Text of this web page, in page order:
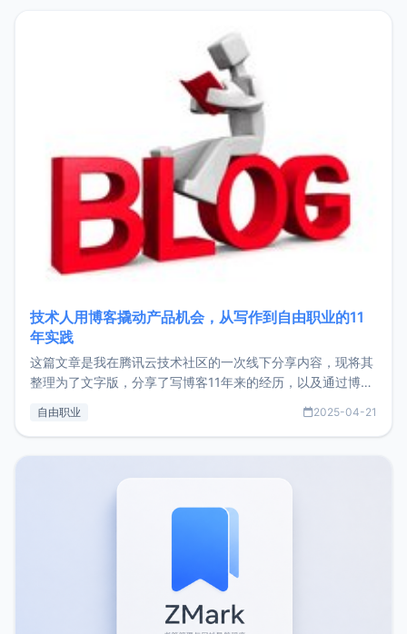
技术人用博客撬动产品机会，从写作到自由职业的11
年实践
这篇文章是我在腾讯云技术社区的一次线下分享内容，现将其
整理为了文字版，分享了写博客11年来的经历，以及通过博客
了我的首个产品ImgURL的真实数据和产品现状。自我介绍大
自由职业 2025-04-21